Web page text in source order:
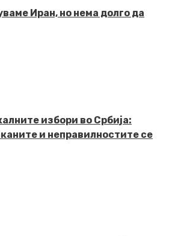
Иран, но нема долго да
избори во Србија:
и неправилностите се